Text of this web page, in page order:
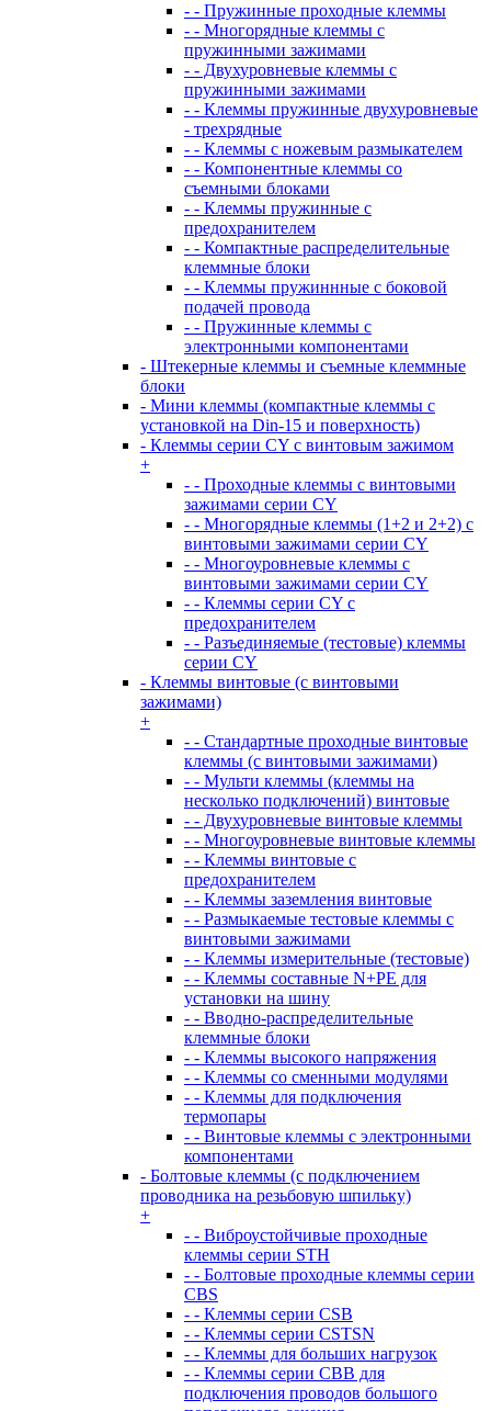
- - Пружинные проходные клеммы
- - Многорядные клеммы с
пружинными зажимами
- - Двухуровневые клеммы с
пружинными зажимами
- - Клеммы пружинные двухуровневые
- трехрядные
- - Клеммы с ножевым размыкателем
- - Компонентные клеммы со
съемными блоками
- - Клеммы пружинные с
предохранителем
- - Компактные распределительные
клеммные блоки
- - Клеммы пружиннные с боковой
подачей провода
- - Пружинные клеммы с
электронными компонентами
- Штекерные клеммы и съемные клеммные
блоки
- Мини клеммы (компактные клеммы с
установкой на Din-15 и поверхность)
- Клеммы серии CY с винтовым зажимом
+
- - Проходные клеммы с винтовыми
зажимами серии CY
- - Многорядные клеммы (1+2 и 2+2) с
винтовыми зажимами серии CY
- - Многоуровневые клеммы с
винтовыми зажимами серии CY
- - Клеммы серии CY с
предохранителем
- - Разъединяемые (тестовые) клеммы
серии CY
- Клеммы винтовые (с винтовыми
зажимами)
+
- - Стандартные проходные винтовые
клеммы (с винтовыми зажимами)
- - Мульти клеммы (клеммы на
несколько подключений) винтовые
- - Двухуровневые винтовые клеммы
- - Многоуровневые винтовые клеммы
- - Клеммы винтовые с
предохранителем
- - Клеммы заземления винтовые
- - Размыкаемые тестовые клеммы с
винтовыми зажимами
- - Клеммы измерительные (тестовые)
- - Клеммы составные N+PE для
установки на шину
- - Вводно-распределительные
клеммные блоки
- - Клеммы высокого напряжения
- - Клеммы со сменными модулями
- - Клеммы для подключения
термопары
- - Винтовые клеммы с электронными
компонентами
- Болтовые клеммы (с подключением
проводника на резьбовую шпильку)
+
- - Виброустойчивые проходные
клеммы серии STH
- - Болтовые проходные клеммы серии
CBS
- - Клеммы серии CSB
- - Клеммы серии CSTSN
- - Клеммы для больших нагрузок
- - Клеммы серии CBB для
подключения проводов большого